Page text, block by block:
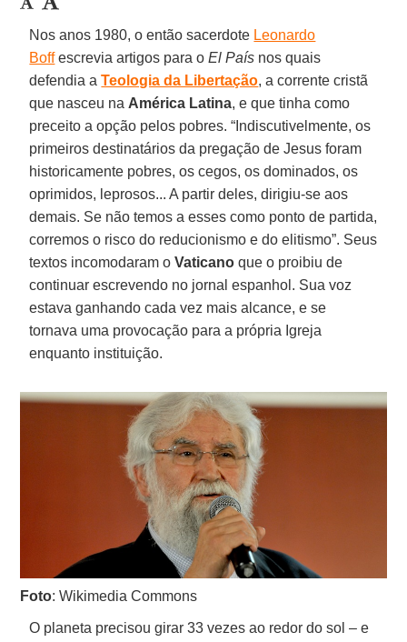
Nos anos 1980, o então sacerdote Leonardo
Boffescrevia artigos para oEl País nos quais
defendia aTeologia da Libertação, a corrente cristã
que nasceu na América Latina, e que tinha como
preceito a opção pelos pobres. “Indiscutivelmente, os
primeiros destinatários da pregação de Jesus foram
historicamente pobres, os cegos, os dominados, os
oprimidos, leprosos... A partir deles, dirigiu-se aos
demais. Se não temos a esses como ponto de partida,
corremos o risco do reducionismo e do elitismo”. Seus
textos incomodaram oVaticano que o proibiu de
continuar escrevendo no jornal espanhol. Sua voz
estava ganhando cada vez mais alcance, e se
tornava uma provocação para a própria Igreja
enquanto instituição.
Foto: Wikimedia Commons
O planeta precisou girar 33 vezes ao redor do sol – e